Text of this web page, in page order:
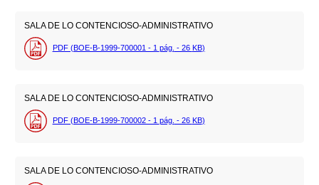
SALA DE LO CONTENCIOSO-ADMINISTRATIVO
PDF (BOE-B-1999-700001 - 1 pág. - 26 KB)
SALA DE LO CONTENCIOSO-ADMINISTRATIVO
PDF (BOE-B-1999-700002 - 1 pág. - 26 KB)
SALA DE LO CONTENCIOSO-ADMINISTRATIVO